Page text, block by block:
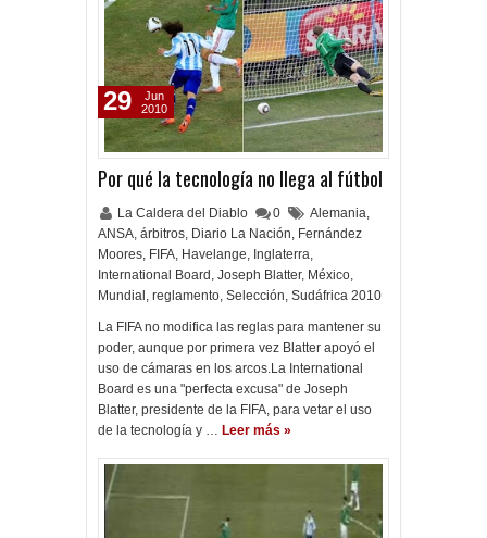
Por qué la tecnología no llega al fútbol
La Caldera del Diablo 0 Alemania,
ANSA, árbitros, Diario La Nación, Fernández
Moores, FIFA, Havelange, Inglaterra,
International Board , Joseph Blatter, México,
Mundial , reglamento, Selección, Sudáfrica 2010
La FIFA no modifica las reglas para mantener su
poder, aunque por primera vez Blatter apoyó el
uso de cámaras en los arcos.La International
Board es una "perfecta excusa" de Joseph
Blatter, presidente de la FIFA, para vetar el uso
de la tecnología y … Leer más »
29
Jun
2010